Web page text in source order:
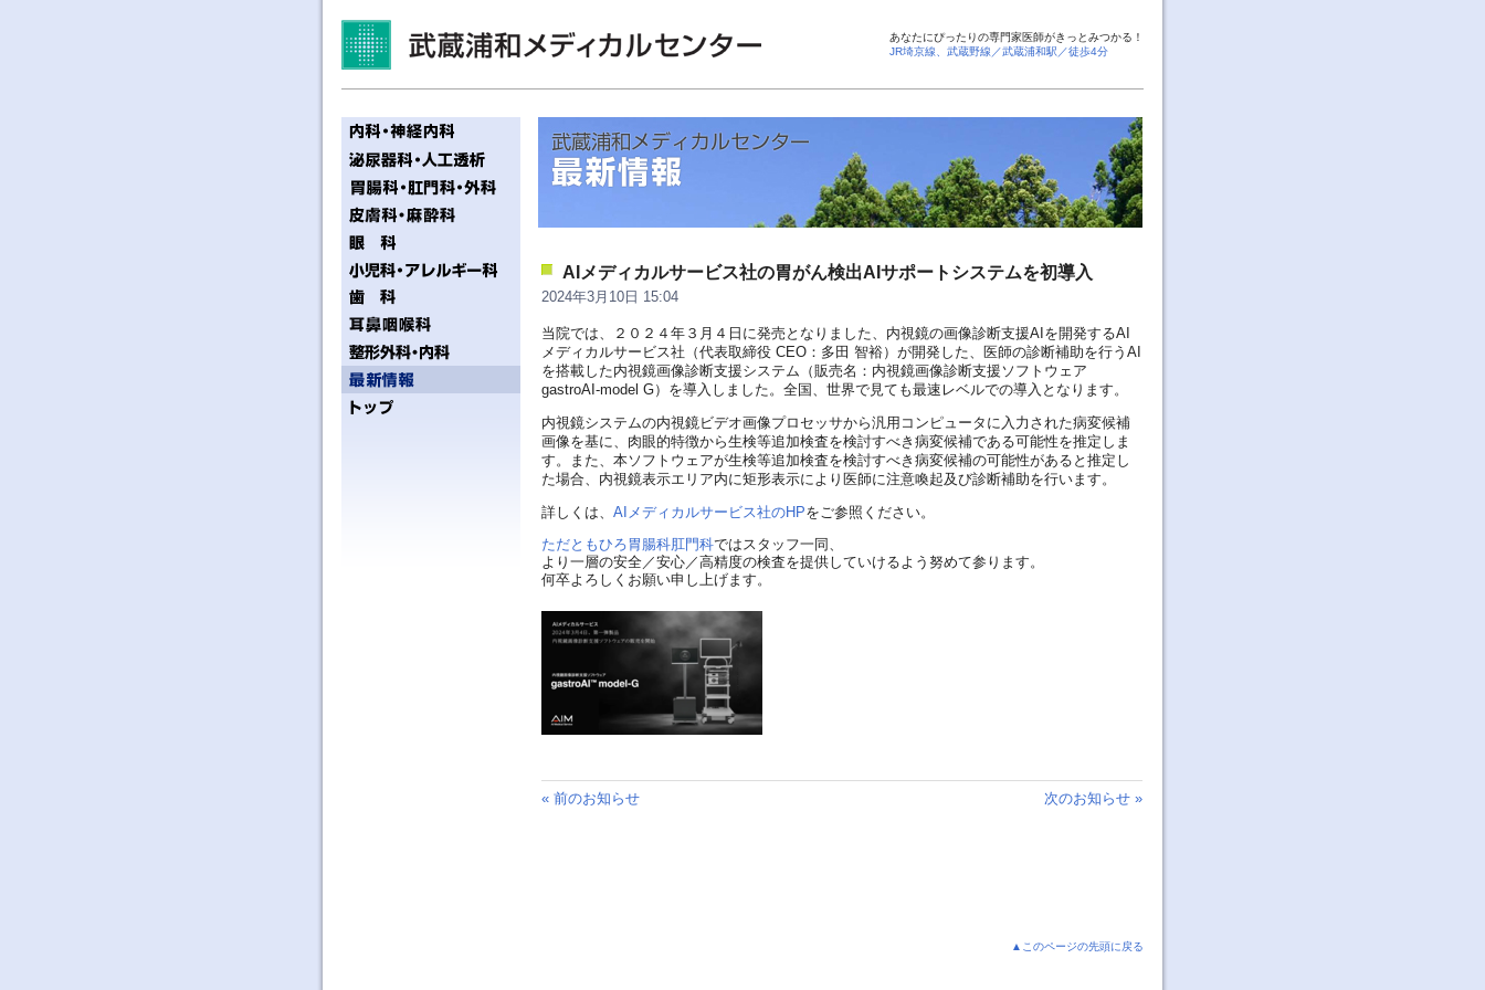
あなたにぴったりの専門家医師がきっとみつかる！
JR埼京線、武蔵野線／武蔵浦和駅／徒歩4分
AIメディカルサービス社の胃がん検出AIサポートシステムを初導入
2024年3月10日 15:04
当院では、２０２４年３月４日に発売となりました、内視鏡の画像診断支援AIを開発するAI
メディカルサービス社（代表取締役 CEO：多田 智裕）が開発した、医師の診断補助を行うAI
を搭載した内視鏡画像診断支援システム（販売名：内視鏡画像診断支援ソフトウェア
gastroAI-model G）を導入しました。全国、世界で見ても最速レベルでの導入となります。
内視鏡システムの内視鏡ビデオ画像プロセッサから汎用コンピュータに入力された病変候補
画像を基に、肉眼的特徴から生検等追加検査を検討すべき病変候補である可能性を推定しま
す。また、本ソフトウェアが生検等追加検査を検討すべき病変候補の可能性があると推定し
た場合、内視鏡表示エリア内に矩形表示により医師に注意喚起及び診断補助を行います。
詳しくは、 AIメディカルサービス社のHPをご参照ください。
ただともひろ胃腸科肛門科ではスタッフ一同、
より一層の安全／安心／高精度の検査を提供していけるよう努めて参ります。
何卒よろしくお願い申し上げます。
« 前のお知らせ 次のお知らせ »
▲このページの先頭に戻る